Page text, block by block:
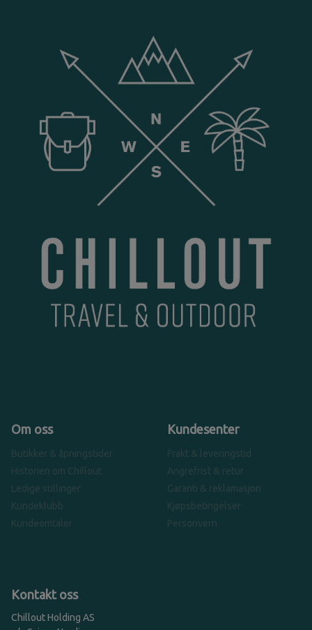
Om oss
Butikker & åpningstider
Historien om Chillout
Ledige stillinger
Kundeklubb
Kundeomtaler
Kundesenter
Frakt & leveringstid
Angrefrist & retur
Garanti & reklamasjon
Kjøpsbetingelser
Personvern
Kontakt oss
Chillout Holding AS